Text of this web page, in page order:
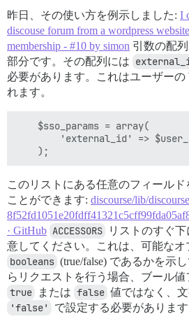
昨日、その使い方を例示しました: I
discouse forum from a wordpress
membership - #10 by simon 引数の配
部分です。その配列には
必要があります。これはユーザーの
れます。
このリストにある任意のフィール
ことができます: discourse/lib/
· GitHub ACCESSORS リストのすぐ下
意してください。これは、可能な
booleans (true/false) であるかを示
らリクエストを行う場合、ブール値
true または false 値ではなく、文
'false' で設定する必要があります